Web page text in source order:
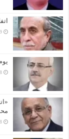
يوم 8 /8 والفرح لآخر مرة!